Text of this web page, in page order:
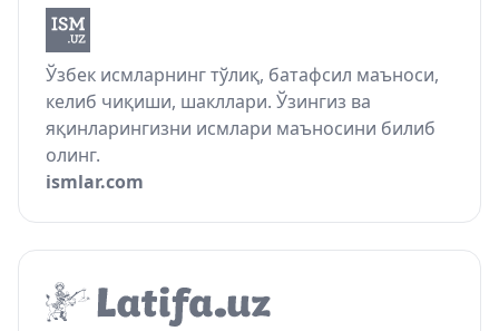
Ўзбек исмларнинг тўлиқ, батафсил маъноси,
келиб чиқиши, шакллари. Ўзингиз ва
яқинларингизни исмлари маъносини билиб
олинг.
ismlar.com